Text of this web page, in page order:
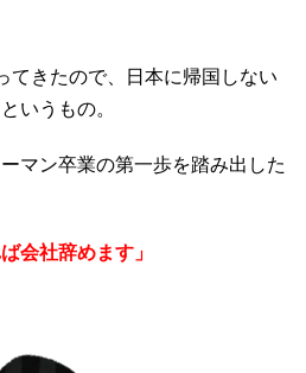
てきたので、日本に帰国しない
いうもの。
マン卒業の第一歩を踏み出した
会社辞めます 」